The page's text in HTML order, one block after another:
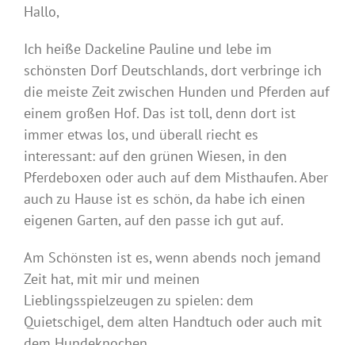
Hallo,
Ich heiße Dackeline Pauline und lebe im
schönsten Dorf Deutschlands, dort verbringe ich
die meiste Zeit zwischen Hunden und Pferden auf
einem großen Hof. Das ist toll, denn dort ist
immer etwas los, und überall riecht es
interessant: auf den grünen Wiesen, in den
Pferdeboxen oder auch auf dem Misthaufen. Aber
auch zu Hause ist es schön, da habe ich einen
eigenen Garten, auf den passe ich gut auf.
Am Schönsten ist es, wenn abends noch jemand
Zeit hat, mit mir und meinen
Lieblingsspielzeugen zu spielen: dem
Quietschigel, dem alten Handtuch oder auch mit